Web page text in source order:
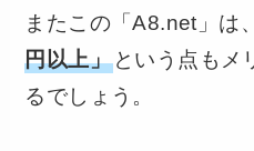
またこの「A8.net」は
円以上」 という点もメ
るでしょう。